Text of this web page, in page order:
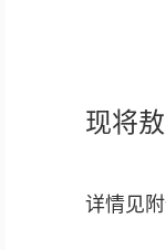
现将
详情见